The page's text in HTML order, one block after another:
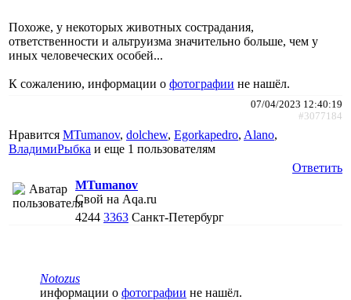
Похоже, у некоторых животных сострадания,
ответственности и альтруизма значительно больше, чем у
иных человеческих особей...
К сожалению, информации о фотографии не нашёл.
07/04/2023 12:40:19
#3077184
Нравится MTumanov, dolchew, Egorkapedro, Alano,
ВладимиРыбка и еще 1 пользователям
Ответить
MTumanov
Свой на Aqa.ru
4244 3363 Санкт-Петербург
Notozus
информации о фотографии не нашёл.